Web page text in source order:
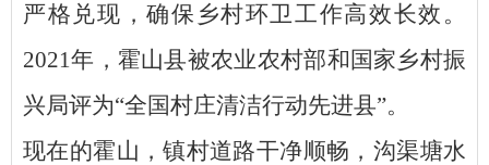
严格兑现，确保乡村环卫工作高效长效。
2021年，霍山县被农业农村部和国家乡村振
兴局评为“全国村庄清洁行动先进县”。
现在的霍山，镇村道路干净顺畅，沟渠塘水